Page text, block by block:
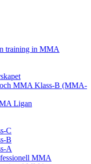
training in MMA
MMA Klass-B (MMA-
Ligan
C
B
A
MMA